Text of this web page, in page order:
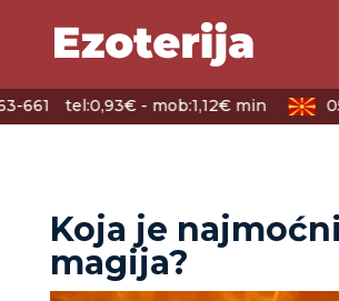
661 tel:0,93€ - mob:1,12€ min
Koja je
magija?